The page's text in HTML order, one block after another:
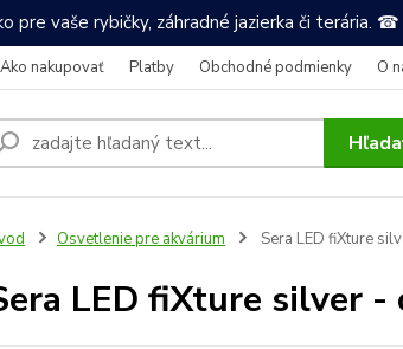
pre vaše rybičky, záhradné jazierka či terária.
Ako nakupovať Platby Obchodné podmienky O
Osvetlenie pre akvárium Sera LED fiXture
LED fiXture silver